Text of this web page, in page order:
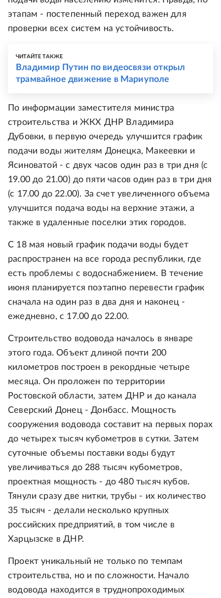
этапам - постепенный переход важен для
проверки всех систем на устойчивость.
ЧИТАЙТЕ ТАКЖЕ
Владимир Путин по видеосвязи открыл
трамвайное движение в Мариуполе
По информации заместителя министра
строительства и ЖКХ ДНР Владимира
Дубовки, в первую очередь улучшится график
подачи воды жителям Донецка, Макеевки и
Ясиноватой - с двух часов один раз в три дня (с
19.00 до 21.00) до пяти часов один раз в три дня
(с 17.00 до 22.00). За счет увеличенного объема
улучшится подача воды на верхние этажи, а
также в удаленные поселки этих городов.
С 18 мая новый график подачи воды будет
распространен на все города республики, где
есть проблемы с водоснабжением. В течение
июня планируется поэтапно перевести график
сначала на один раз в два дня и наконец -
ежедневно, с 17.00 до 22.00.
Строительство водовода началось в январе
этого года. Объект длиной почти 200
километров построен в рекордные четыре
месяца. Он проложен по территории
Ростовской области, затем ДНР и до канала
Северский Донец - Донбасс. Мощность
сооружения водовода составит на первых порах
до четырех тысяч кубометров в сутки. Затем
суточные объемы поставки воды будут
увеличиваться до 288 тысяч кубометров,
проектная мощность - до 480 тысяч кубов.
Тянули сразу две нитки, трубы - их количество
35 тысяч - делали несколько крупных
российских предприятий, в том числе в
Харцызске в ДНР.
Проект уникальный не только по темпам
строительства, но и по сложности. Начало
водовода находится в труднопроходимых